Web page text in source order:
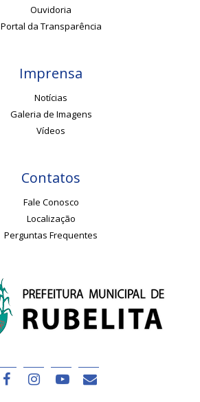
Ouvidoria
Portal da Transparência
Imprensa
Notícias
Galeria de Imagens
Vídeos
Contatos
Fale Conosco
Localização
Perguntas Frequentes